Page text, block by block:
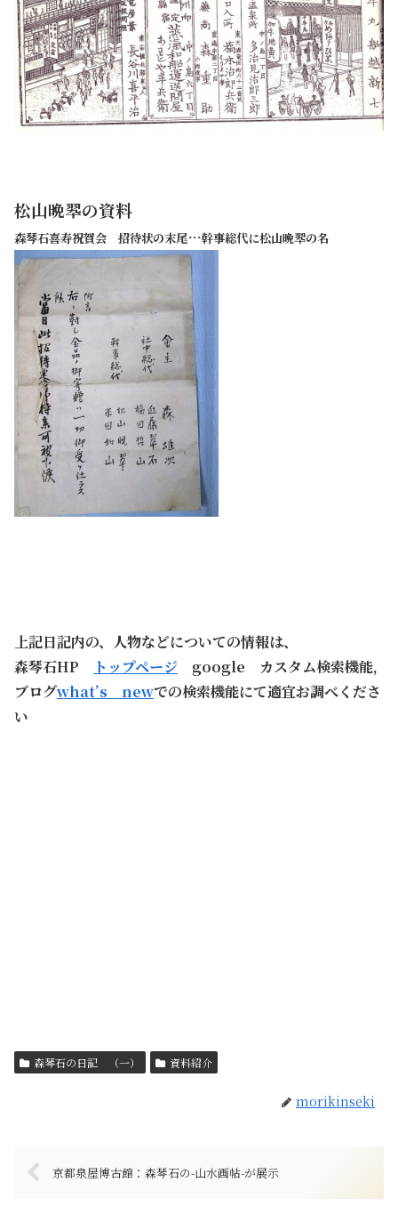
松山晩翆の資料
森琴石喜寿祝賀会 招待状の末尾…幹事総代に松山晩翆の名
上記日記内の、人物などについての情報は、
森琴石HP
トップページ google カスタム検索機能,
ブログwhat’s newでの検索機能にて適宜お調べくださ
い
森琴石の日記 （一） 資料紹介
morikinseki
京都泉屋博古館：森琴石の-山水画帖-が展示